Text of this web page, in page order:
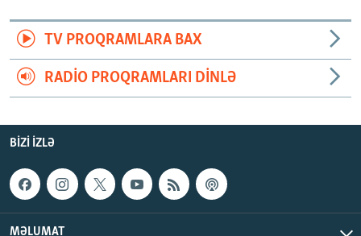
TV PROQRAMLARA BAX
RADIO PROQRAMLARI DINLƏ
BIZI IZLƏ
MƏLUMAT